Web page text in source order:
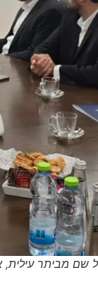
שם מביתר